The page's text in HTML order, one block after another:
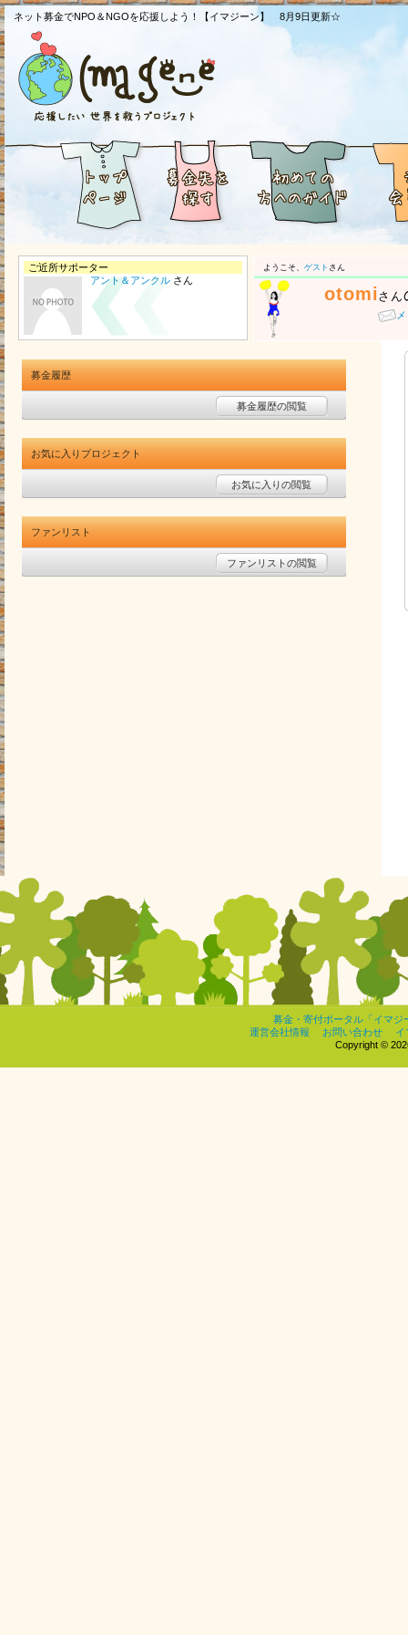
ネット募金でNPO＆NGOを応援しよう！【イマジーン】 8月9日更新☆
ご近所サポーター
アント＆アンクル さん
ようこそ、 ゲスト さん
otomiさん
募金履歴
募金履歴の閲覧
お気に入りプロジェクト
お気に入りの閲覧
ファンリスト
ファンリストの閲覧
募金・寄付ポータル「イマジ
運営会社情報
お問い合わせ
イ
Copyright ©